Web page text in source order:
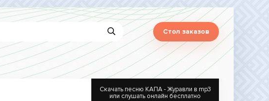
Стол заказов
Скачать песню КАПА - Журавли в mp3
или слушать онлайн бесплатно